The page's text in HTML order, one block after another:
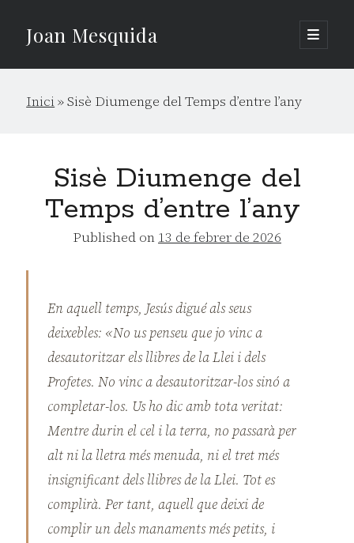
Joan Mesquida
open
primary
Sidebar
Cerca
Inici »Sisè Diumenge del Temps d’entre l’any
Sisè Diumenge del
Temps d’entre l’any
Published on 13 de febrer de 2026
En aquell temps, Jesús digué als seus
deixebles: «No us penseu que jo vinc a
desautoritzar els llibres de la Llei i dels
Profetes. No vinc a desautoritzar-los sinó a
completar-los. Us ho dic amb tota veritat:
Mentre durin el cel i la terra, no passarà per
alt ni la lletra més menuda, ni el tret més
insignificant dels llibres de la Llei. Tot es
complirà. Per tant, aquell que deixi de
complir un dels manaments més petits, i